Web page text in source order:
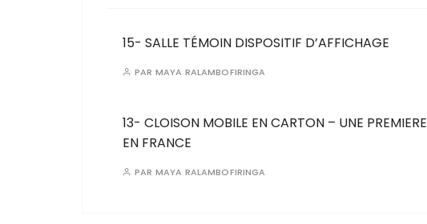
15- SALLE TÉMOIN DISPOSITIF D’AFFICHAGE
PAR MAYA RALAMBOFIRINGA
13- CLOISON MOBILE EN CARTON – UNE PREMIERE
EN FRANCE
PAR MAYA RALAMBOFIRINGA